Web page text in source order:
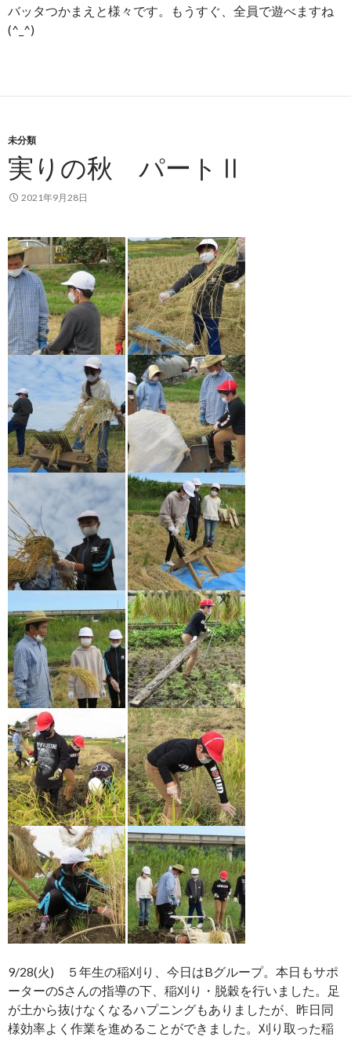
バッタつかまえと様々です。もうすぐ、全員で遊べますね
(^_^)
未分類
実りの秋 パートⅡ
2021年9月28日
9/28(火) ５年生の稲刈り、今日はBグループ。本日もサポ
ーターのSさんの指導の下、稲刈り・脱穀を行いました。足
が土から抜けなくなるハプニングもありましたが、昨日同
様効率よく作業を進めることができました。刈り取った稲